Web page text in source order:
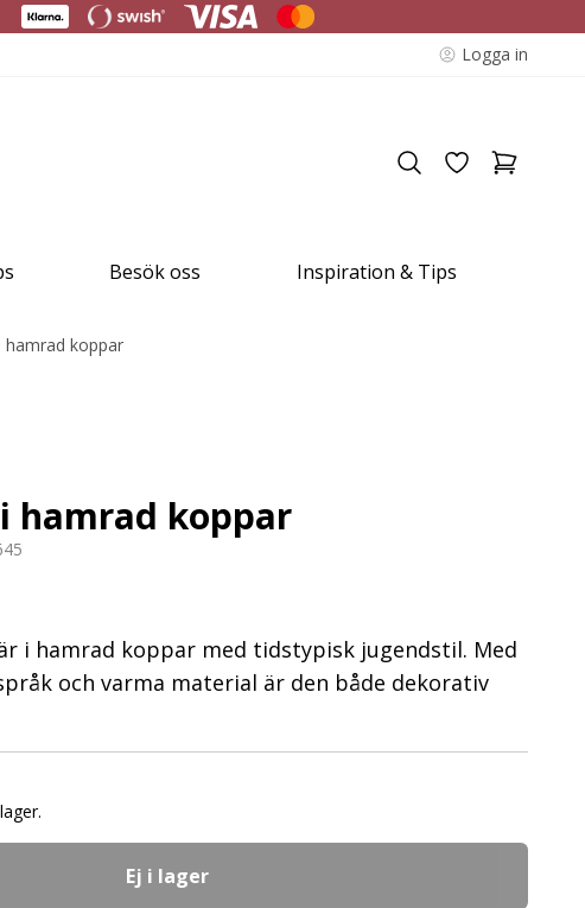
Logga in
Besök oss Inspiration & Tips
koppar
hamrad koppar
i hamrad koppar med tidstypisk jugendstil. Med
och varma material är den både dekorativ
Ej i lager